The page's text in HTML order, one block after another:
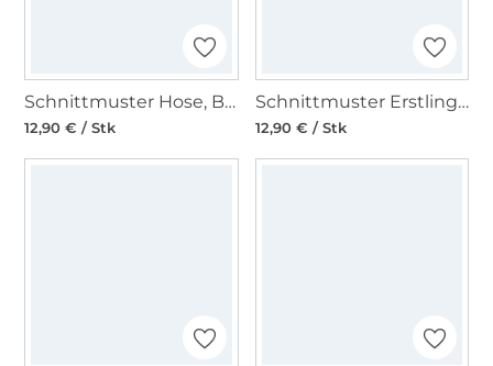
Schnittmuster Hose, Burda 6218
12,90 € / Stk
Schnittmuster Erstlingsset, Burda Kids 9315
12,90 € / Stk